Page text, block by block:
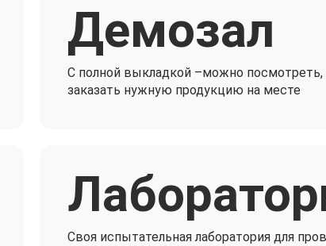
Демозал
C полной выкладкой –можно посмотреть,
заказать нужную продукцию на месте
Своя испытательная лаборатория для